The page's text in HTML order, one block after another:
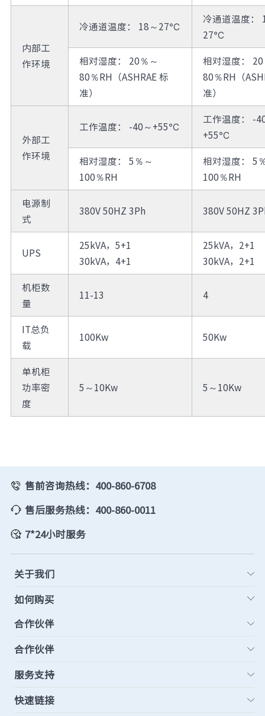
内部工
作环境
冷通道温度： 18～27℃
冷通道温度：
27℃
相对湿度： 20％～
80％RH（ASHRAE 标
准）
相对湿度：
80％RH（
准）
外部工
作环境
工作温度： -40～+55℃
工作温度： -
+55℃
相对湿度： 5％～
100％RH
相对湿度： 5
100％RH
电源制
式
380V 50HZ 3Ph 380V 50HZ
UPS
25kVA，5+1
30kVA，4+1
25kVA，2+1
30kVA，2+1
机柜数
量
11-13 4
IT总负
载
100Kw 50Kw
单机柜
功率密
度
5～10Kw 5～10Kw
售前咨询热线：400-860-6708
售后服务热线：400-860-0011
7*24小时服务
关于我们
如何购买
合作伙伴
合作伙伴
服务支持
快速链接